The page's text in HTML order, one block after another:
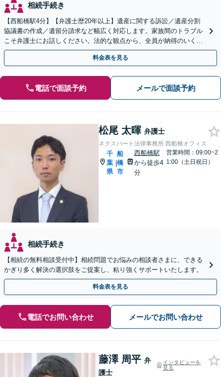
相続手続き
【西船橋駅4分】【弁護士歴20年以上】遺産に関する訴訟／遺産分割
協議書の作成／遺留分請求など幅広く対応します。家族間のトラブル
こそ弁護士にお話しください。法的な観点から、全員が納得のいく解
決へ尽力いたします【土日相談可能】
料金表を見る
電話で面談予約 メールで面談予約
松尾 太暉 弁護士
ネクスパート法律事務所 西船橋オフィス
千
葉
県
|
船
橋
市
西船橋駅
から徒歩4
分
営業時間：09:00~2
1:00（土日祝日）
相続手続き
【相続の無料相談受付中】相続問題でお悩みの相談者さまに、できる
かぎり多く解決の選択肢をご提案し、粘り強くサポートいたします。
料金表を見る
電話でお問い合わせ メールでお問い合わせ
藤澤 周平 弁
護士
インタビューを
見る